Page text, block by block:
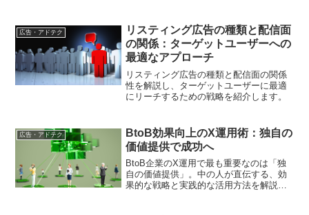
告戦略を構築するためのヒントを提供し
ます。
広告・アドテク
リスティング広告の種類と配信面
の関係：ターゲットユーザーへの
最適なアプローチ
リスティング広告の種類と配信面の関係
性を解説し、ターゲットユーザーに最適
にリーチするための戦略を紹介します。
広告・アドテク
BtoB効果向上のX運用術：独自の
価値提供で成功へ
BtoB企業のX運用で最も重要なのは「独
自の価値提供」。中の人が直伝する、効
果的な戦略と実践的な活用方法を解説し